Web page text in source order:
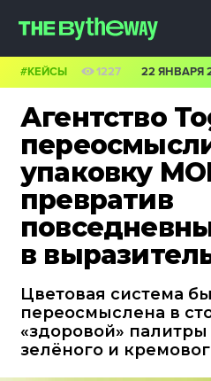
Агентство
упаковку
превратив
в
Цветовая система
переосмыслена в
«здоровой»
зелёного и
#КЕЙСЫ 1227 22 ЯНВАРЯ